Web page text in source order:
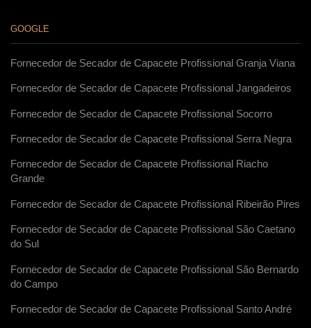
GOOGLE
Fornecedor de Secador de Capacete Profissional Granja Viana
Fornecedor de Secador de Capacete Profissional Jangadeiros
Fornecedor de Secador de Capacete Profissional Socorro
Fornecedor de Secador de Capacete Profissional Serra Negra
Fornecedor de Secador de Capacete Profissional Riacho
Grande
Fornecedor de Secador de Capacete Profissional Ribeirão Pires
Fornecedor de Secador de Capacete Profissional São Caetano
do Sul
Fornecedor de Secador de Capacete Profissional São Bernardo
do Campo
Fornecedor de Secador de Capacete Profissional Santo André